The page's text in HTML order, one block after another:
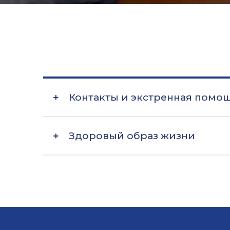
Контакты и экстренная
Здоровый образ жизни